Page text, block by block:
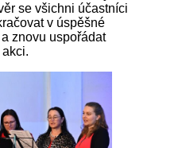
se všichni účastníci
v úspěšné
znovu uspořádat